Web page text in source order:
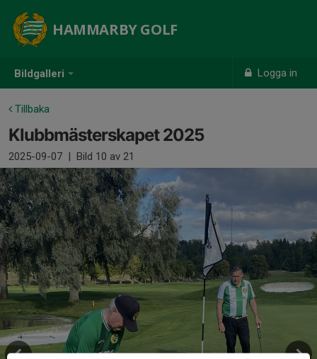
Bildgalleri Logga in
HAMMARBY GOLF
Tillbaka
Klubbmästerskapet 2025
2025-09-07 | Bild 10 av 21